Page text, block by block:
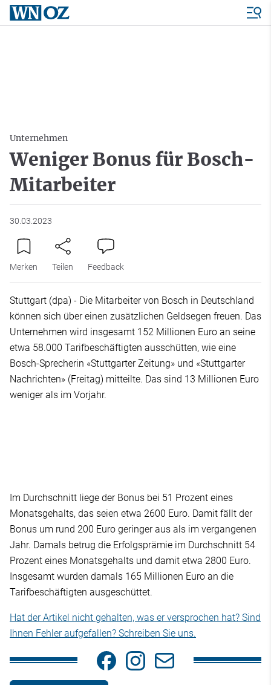
Unternehmen
Weniger Bonus für Bosch-
Mitarbeiter
30.03.2023
Merken Teilen Feedback
Stuttgart (dpa) - Die Mitarbeiter von Bosch in Deutschland
können sich über einen zusätzlichen Geldsegen freuen. Das
Unternehmen wird insgesamt 152 Millionen Euro an seine
etwa 58.000 Tarifbeschäftigten ausschütten, wie eine
Bosch-Sprecherin «Stuttgarter Zeitung» und «Stuttgarter
Nachrichten» (Freitag) mitteilte. Das sind 13 Millionen Euro
weniger als im Vorjahr.
Im Durchschnitt liege der Bonus bei 51 Prozent eines
Monatsgehalts, das seien etwa 2600 Euro. Damit fällt der
Bonus um rund 200 Euro geringer aus als im vergangenen
Jahr. Damals betrug die Erfolgsprämie im Durchschnitt 54
Prozent eines Monatsgehalts und damit etwa 2800 Euro.
Insgesamt wurden damals 165 Millionen Euro an die
Tarifbeschäftigten ausgeschüttet.
Hat der Artikel nicht gehalten, was er versprochen hat? Sind
Ihnen Fehler aufgefallen? Schreiben Sie uns.